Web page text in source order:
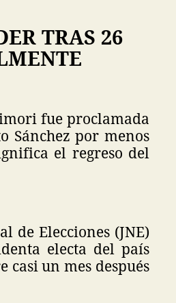
TRAS 26
fue proclamada
Sánchez por menos
el regreso del
de Elecciones (JNE)
electa del país
un mes después